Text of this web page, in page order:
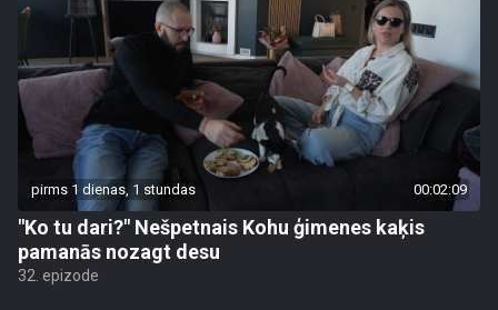
pirms 1 dienas, 1 stundas 00:02:09
"Ko tu dari?" Nešpetnais Kohu ģimenes kaķis
pamanās nozagt desu
32. epizode